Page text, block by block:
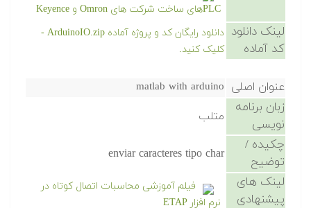
PLCهای ساخت شرکت های Omron و Keyence
لینک دانلود
کد آماده
دانلود رایگان کد و پروژه آماده ArduinoIO.zip -
کلیک کنید.
عنوان اصلی matlab with arduino
زبان برنامه
نویسی
متلب
چکیده /
توضیح
enviar caracteres tipo char
لینک های
پیشنهادی
فیلم آموزشی محاسبات اتصال کوتاه در
نرم افزار ETAP